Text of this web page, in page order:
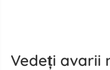
Vedeți avarii